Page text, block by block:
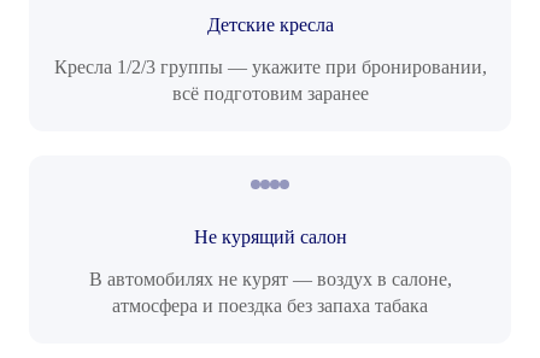
Детские кресла
Кресла 1/2/3 группы — укажите при бронировании,
всё подготовим заранее
Не курящий салон
В автомобилях не курят — воздух в салоне,
атмосфера и поездка без запаха табака